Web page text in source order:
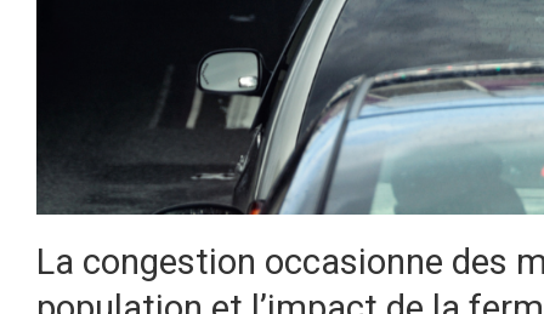
La congestion occasionne des